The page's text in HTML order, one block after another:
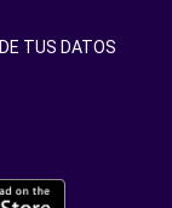
TUS DATOS